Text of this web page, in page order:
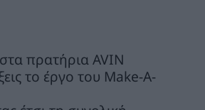
πρατήρια AVIN
το έργο του Make-A-